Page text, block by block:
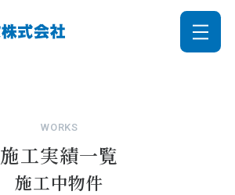
WORKS
施工実績一覧
施工中物件